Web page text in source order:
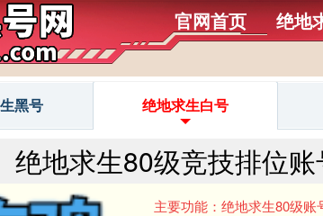
官网首页 绝地
黑号 绝地求生白号
绝地求生80级竞技排位
主要功能：绝地求生80级账